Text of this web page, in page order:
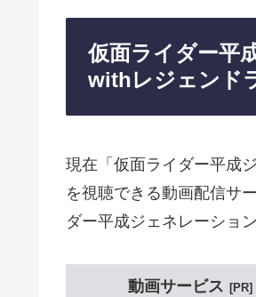
仮面ライダー平
withレジェンド
現在「仮面ライダー平成
を視聴できる動画配信サ
ダー平成ジェネレーショ
動画サービス PR